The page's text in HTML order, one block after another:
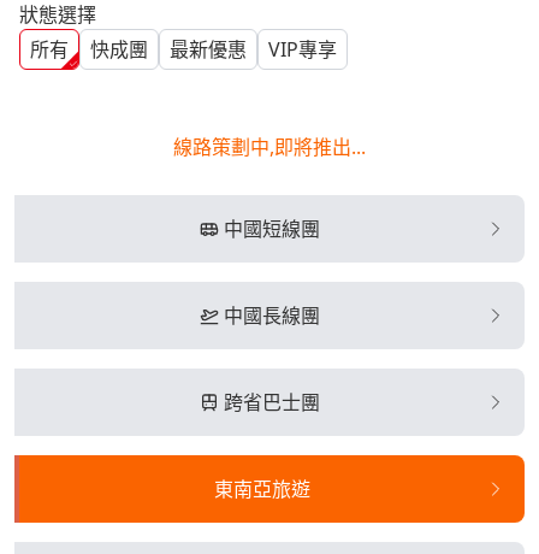
狀態選擇
所有
快成團 最新優惠 VIP專享
中國短線團
中國長線團
跨省巴士團
東南亞旅遊
線路策劃中,即將推出...